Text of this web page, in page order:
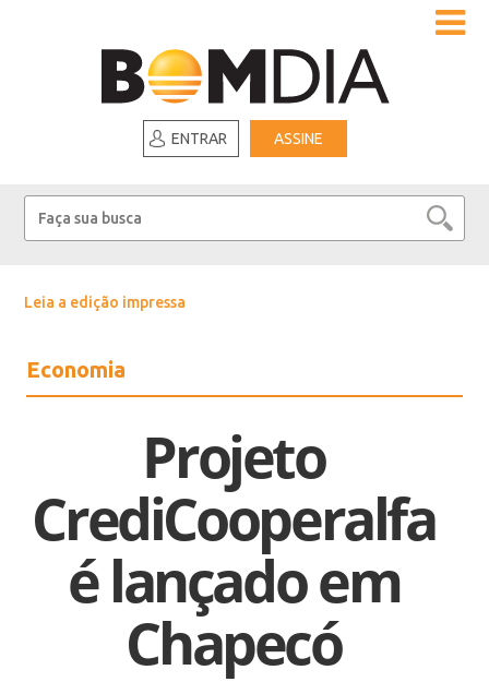
ENTRAR ASSINE
Leia a edição impressa
Economia
Projeto
CrediCooperalfa
é lançado em
Chapecó